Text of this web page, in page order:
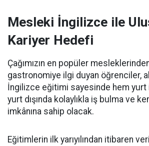
Mesleki İngilizce ile
Kariyer Hedefi
Çağımızın en popüler
gastronomiye ilgi duyan öğrenciler,
İngilizce eğitimi sayesinde hem yurt
yurt dışında kolaylıkla iş bulma ve
imkânına sahip olacak.
Eğitimlerin ilk yarıyılından itibaren